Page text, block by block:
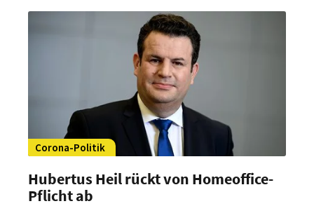
soll. Doch was heißt das genau für die
Gastronomiebranche?
Corona-Politik
Hubertus Heil rückt von Homeoffice-
Pflicht ab